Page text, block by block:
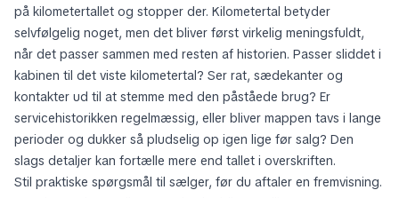
Når folk sammenlignerChevrolet -annoncer, ser de ofte først
på kilometertallet og stopper der. Kilometertal betyder
selvfølgelig noget, men det bliver først virkelig meningsfuldt,
når det passer sammen med resten af historien. Passer sliddet i
kabinen til det viste kilometertal? Ser rat, sædekanter og
kontakter ud til at stemme med den påståede brug? Er
servicehistorikken regelmæssig, eller bliver mappen tavs i lange
perioder og dukker så pludselig op igen lige før salg? Den
slags detaljer kan fortælle mere end tallet i overskriften.